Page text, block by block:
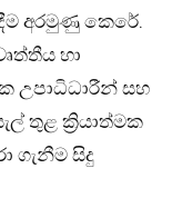
අරමුණු කෙරේ.
හා
උපාධිධාරීන් සහ
තුළ ක්‍රියාත්මක
ගැනීම සිදු